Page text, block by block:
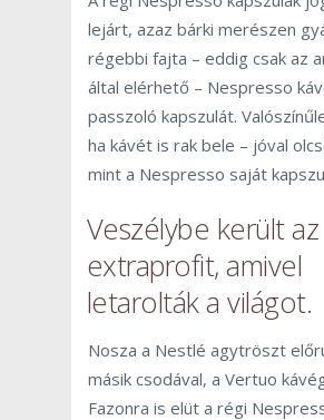
lejárt, azaz bárki merészen
régebbi fajta – eddig csak az
által elérhető – Nespresso
passzoló kapszulát.
ha kávét is rak bele – jóval
mint a Nespresso saját
Veszélybe került az
extraprofit, amivel
letarolták a világot.
Nosza a Nestlé agytröszt
másik csodával, a Vertuo
Fazonra is elüt a régi